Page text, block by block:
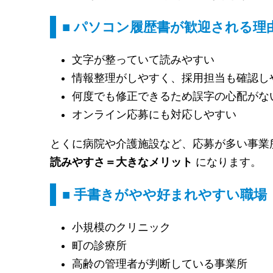
■ パソコン履歴書が歓迎される理
文字が整っていて読みやすい
情報整理がしやすく、採用担当も確認し
何度でも修正できるため誤字の心配がな
オンライン応募にも対応しやすい
とくに病院や介護施設など、応募が多い事業
読みやすさ＝大きなメリット になります。
■ 手書きがやや好まれやすい職場
小規模のクリニック
町の診療所
高齢の管理者が判断している事業所